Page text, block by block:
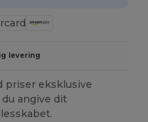
levering
priser eksklusive
angive dit